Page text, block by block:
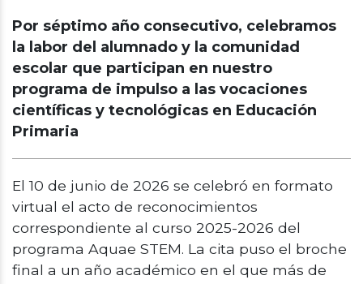
Por séptimo año consecutivo, celebramos
la labor del alumnado y la comunidad
escolar que participan en nuestro
programa de impulso a las vocaciones
científicas y tecnológicas en Educación
Primaria
El 10 de junio de 2026 se celebró en formato
virtual el acto de reconocimientos
correspondiente al curso 2025-2026 del
programa Aquae STEM. La cita puso el broche
final a un año académico en el que más de